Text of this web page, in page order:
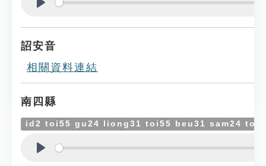
詔安音
相關資料連結
南四縣
id2 toi55 gu24 liong31 toi55 beu31 sam24